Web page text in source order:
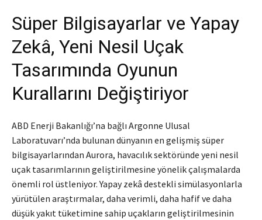
Süper Bilgisayarlar ve Yapay
Zekâ, Yeni Nesil Uçak
Tasarımında Oyunun
Kurallarını Değiştiriyor
ABD Enerji Bakanlığı’na bağlı Argonne Ulusal
Laboratuvarı’nda bulunan dünyanın en gelişmiş süper
bilgisayarlarından Aurora, havacılık sektöründe yeni nesil
uçak tasarımlarının geliştirilmesine yönelik çalışmalarda
önemli rol üstleniyor. Yapay zekâ destekli simülasyonlarla
yürütülen araştırmalar, daha verimli, daha hafif ve daha
düşük yakıt tüketimine sahip uçakların geliştirilmesinin